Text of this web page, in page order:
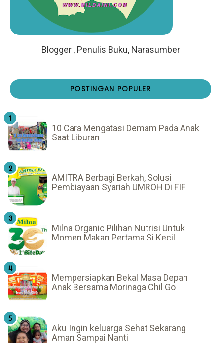
Blogger , Penulis Buku, Narasumber
POSTINGAN POPULER
10 Cara Mengatasi Demam Pada Anak
Saat Liburan
AMITRA Berbagi Berkah, Solusi
Pembiayaan Syariah UMROH Di FIF
Milna Organic Pilihan Nutrisi Untuk
Momen Makan Pertama Si Kecil
Mempersiapkan Bekal Masa Depan
Anak Bersama Morinaga Chil Go
Aku Ingin keluarga Sehat Sekarang
Aman Sampai Nanti